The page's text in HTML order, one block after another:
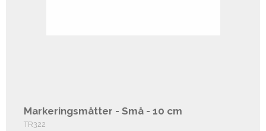
Markeringsmåtter - Små - 10 cm
TR322